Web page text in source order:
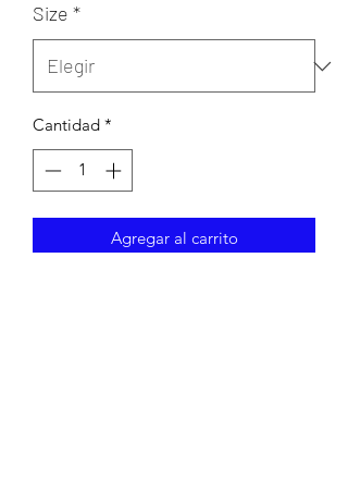
Size *
Cantidad *
Agregar al carrito